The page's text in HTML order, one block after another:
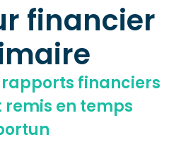
financier
rapports financiers
remis en temps